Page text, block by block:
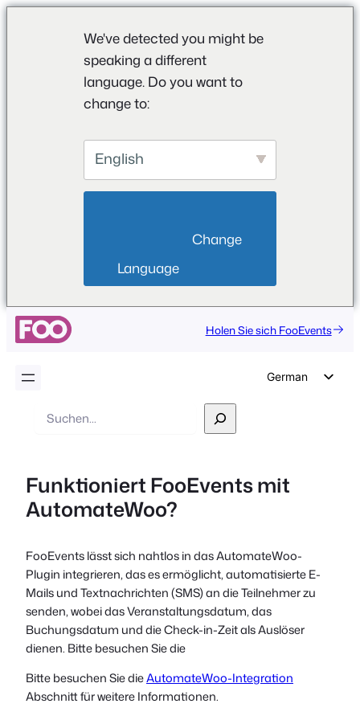
We've detected you might be
speaking a different
language. Do you want to
change to:
English
Language
Holen Sie sich FooEvents
German
Italian
Polish
Czech
Greek
Suche
Funktioniert FooEvents mit
AutomateWoo?
FooEvents lässt sich nahtlos in das AutomateWoo-
Plugin integrieren, das es ermöglicht, automatisierte E-
Mails und Textnachrichten (SMS) an die Teilnehmer zu
senden, wobei das Veranstaltungsdatum, das
Buchungsdatum und die Check-in-Zeit als Auslöser
dienen. Bitte besuchen Sie die
Bitte besuchen Sie dieAutomateWoo-Integration
Abschnitt für weitere Informationen.